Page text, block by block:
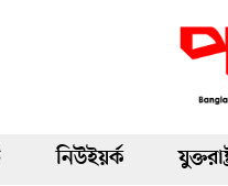
নিউইয়র্ক